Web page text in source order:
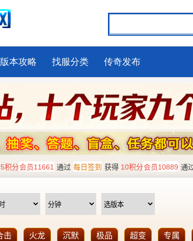
版本攻略 找服分类 传奇发布